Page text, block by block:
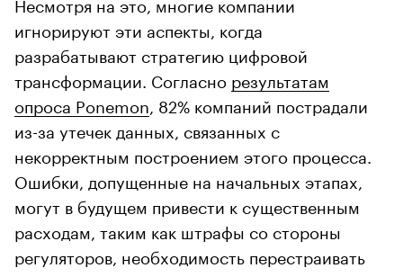
игнорируют эти аспекты, когда
разрабатывают стратегию цифровой
трансформации. Согласно результатам
опроса Ponemon , 82% компаний пострадали
из-за утечек данных, связанных с
некорректным построением этого процесса.
Ошибки, допущенные на начальных этапах,
могут в будущем привести к существенным
расходам, таким как штрафы со стороны
регуляторов, необходимость перестраивать